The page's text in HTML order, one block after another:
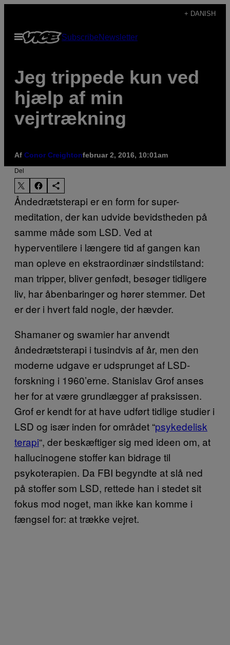
indhold
+ DANISH
Åbn
Menu
SubscribeNewsletter
​Jeg trippede kun ved
hjælp af min
vejrtrækning
Af Conor Creightonfebruar 2, 2016, 10:01am
Del
Åndedrætsterapi er en form for super-
meditation, der kan udvide bevidstheden på
samme måde som LSD. Ved at
hyperventilere i længere tid af gangen kan
man opleve en ekstraordinær sindstilstand:
man tripper, bliver genfødt, besøger tidligere
liv, har åbenbaringer og hører stemmer. Det
er der i hvert fald nogle, der hævder.
Shamaner og swamier har anvendt
åndedrætsterapi i tusindvis af år, men den
moderne udgave er udsprunget af LSD-
forskning i 1960’erne. Stanislav Grof anses
her for at være grundlægger af praksissen.
Grof er kendt for at have udført tidlige studier i
LSD og især inden for området “psykedelisk
terapi“, der beskæftiger sig med ideen om, at
hallucinogene stoffer kan bidrage til
psykoterapien. Da FBI begyndte at slå ned
på stoffer som LSD, rettede han i stedet sit
fokus mod noget, man ikke kan komme i
fængsel for: at trække vejret.